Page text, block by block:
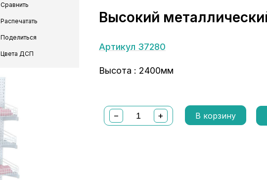
Сравнить
Распечатать
Поделиться
Цвета ДСП
Высокий
Артикул 37280
Высота : 2400мм
− + В корзину